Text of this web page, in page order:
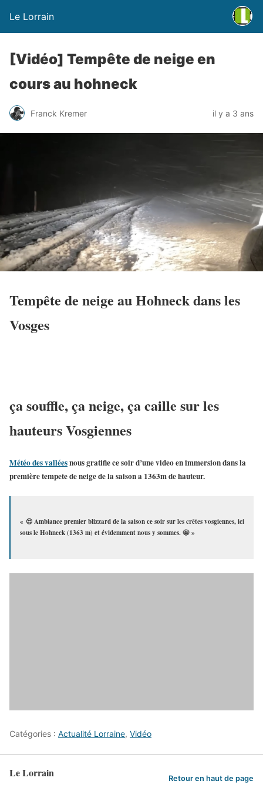
Le Lorrain
[Vidéo] Tempête de neige en
cours au hohneck
Franck Kremer il y a 3 ans
Tempête de neige au Hohneck dans les
Vosges
ça souffle, ça neige, ça caille sur les
hauteurs Vosgiennes
Météo des valléesnous gratifie ce soir d’une video en immersion dans la
première tempete de neige de la saison a 1363m de hauteur.
« 😍 Ambiance premier blizzard de la saison ce soir sur les crêtes vosgiennes, ici
sous le Hohneck (1363 m) et évidemment nous y sommes. 🤩 »
Catégories : Actualité Lorraine, Vidéo
Le Lorrain Retour en haut de page